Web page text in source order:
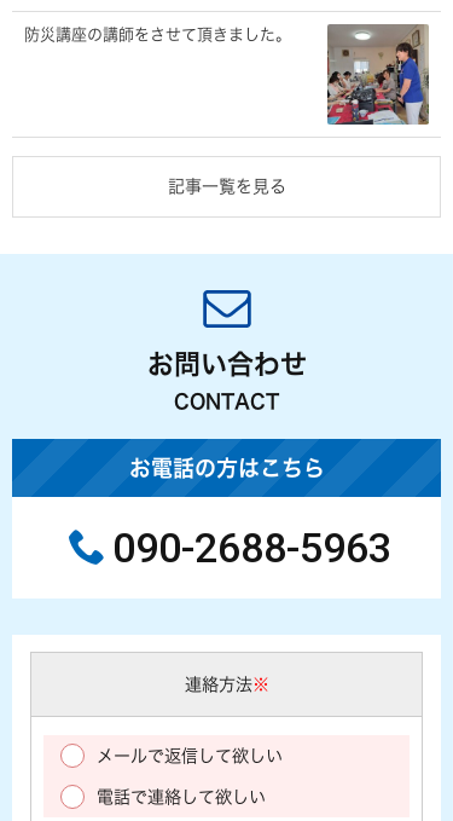
防災講座の講師をさせて頂きました。
記事一覧を見る
お問い合わせ
CONTACT
お電話の方はこちら
090-2688-5963
連絡方法※
メールで返信して欲しい
電話で連絡して欲しい